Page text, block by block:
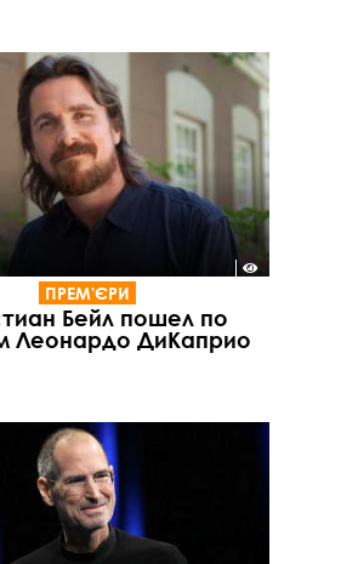
ПРЕМ'ЄРИ
Бейл пошел по
Леонардо ДиКаприо